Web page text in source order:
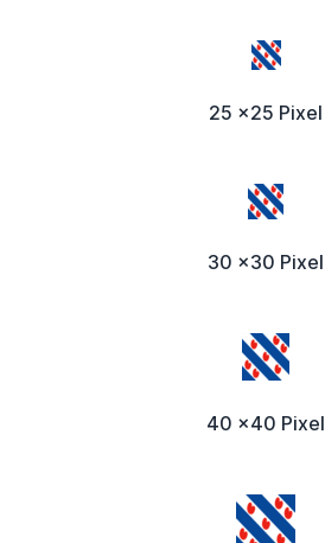
25 x25 Pixel
30 x30 Pixel
40 x40 Pixel